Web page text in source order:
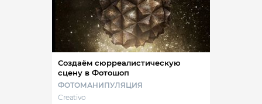
Создаём сюрреалистическую
сцену в Фотошоп
ФОТОМАНИПУЛЯЦИЯ
Creativo